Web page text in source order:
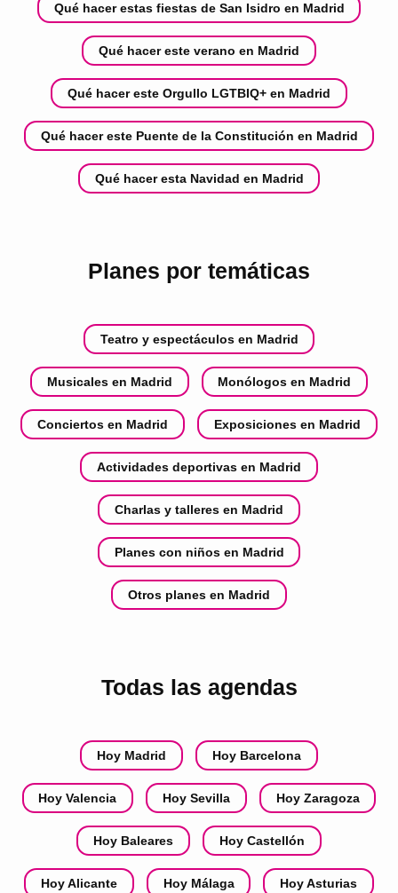
Qué hacer estas fiestas de San Isidro en Madrid
Qué hacer este verano en Madrid
Qué hacer este Orgullo LGTBIQ+ en Madrid
Qué hacer este Puente de la Constitución en Madrid
Qué hacer esta Navidad en Madrid
Planes por temáticas
Teatro y espectáculos en Madrid
Musicales en Madrid Monólogos en Madrid
Conciertos en Madrid Exposiciones en Madrid
Actividades deportivas en Madrid
Charlas y talleres en Madrid
Planes con niños en Madrid
Otros planes en Madrid
Todas las agendas
Hoy Madrid Hoy Barcelona
Hoy Valencia Hoy Sevilla Hoy Zaragoza
Hoy Baleares Hoy Castellón
Hoy Alicante Hoy Málaga Hoy Asturias